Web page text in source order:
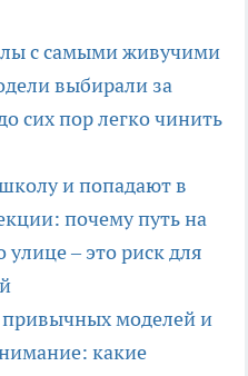
с самыми живучими
выбирали за
сих пор легко чинить
и попадают в
почему путь на
– это риск для
моделей и
какие